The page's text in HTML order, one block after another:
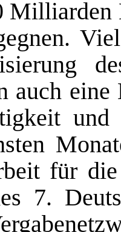
Milliarden
auch
für
7.